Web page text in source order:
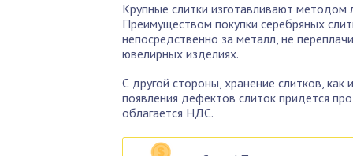
Крупные слитки изготавливают
Преимуществом покупки серебряных
непосредственно за металл, не
ювелирных изделиях.
С другой стороны, хранение слитков,
появления дефектов слиток придется
облагается НДС.